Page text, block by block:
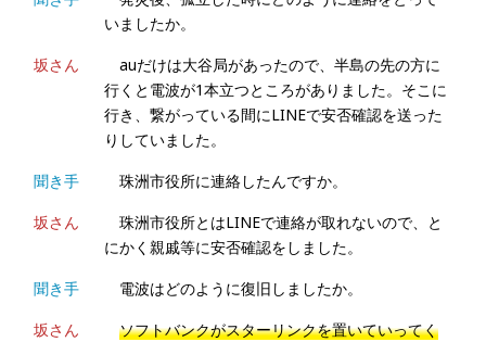
いましたか。
坂さん
auだけは大谷局があったので、半島の先の方に
行くと電波が1本立つところがありました。そこに
行き、繋がっている間にLINEで安否確認を送った
りしていました。
聞き手
珠洲市役所に連絡したんですか。
坂さん
珠洲市役所とはLINEで連絡が取れないので、と
にかく親戚等に安否確認をしました。
聞き手
電波はどのように復旧しましたか。
坂さん
ソフトバンクがスターリンクを置いていってく